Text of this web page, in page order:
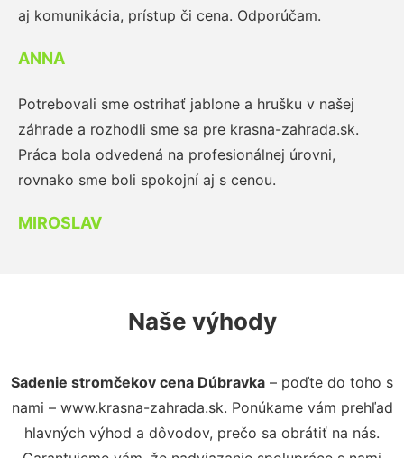
aj komunikácia, prístup či cena. Odporúčam.
ANNA
Potrebovali sme ostrihať jablone a hrušku v našej
záhrade a rozhodli sme sa pre krasna-zahrada.sk.
Práca bola odvedená na profesionálnej úrovni,
rovnako sme boli spokojní aj s cenou.
MIROSLAV
Naše výhody
Sadenie stromčekov cena Dúbravka – poďte do toho s
nami – www.krasna-zahrada.sk. Ponúkame vám prehľad
hlavných výhod a dôvodov, prečo sa obrátiť na nás.